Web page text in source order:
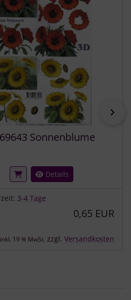
Sonnenblume
Details
3-4 Tage
0,65 EUR
inkl. 19 % MwSt. zzgl. Versandkosten